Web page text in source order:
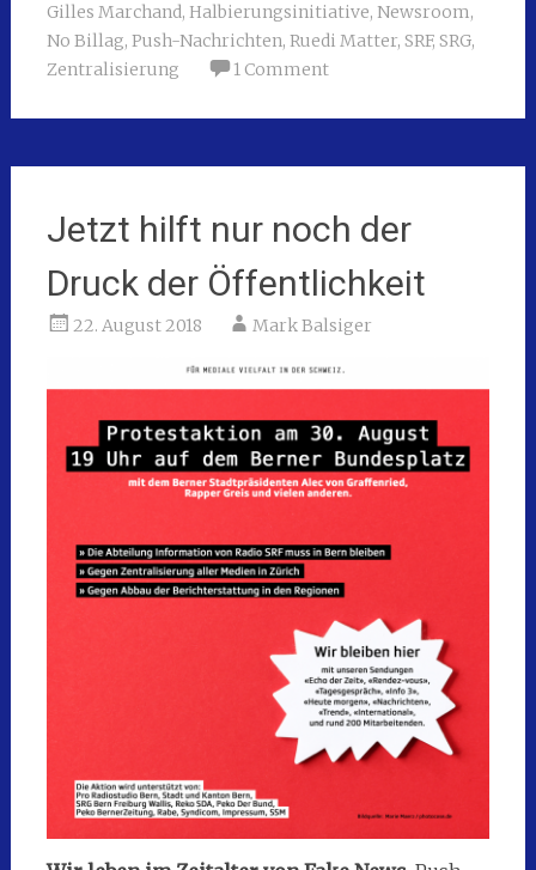
Gilles Marchand, Halbierungsinitiative, Newsroom,
No Billag, Push-Nachrichten, Ruedi Matter, SRF, SRG,
Zentralisierung
1 Comment
Jetzt hilft nur noch der
Druck der Öffentlichkeit
22. August 2018 Mark Balsiger